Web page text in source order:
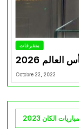
متفرقات
2026
Octobre 23, 2023
الكان 2023